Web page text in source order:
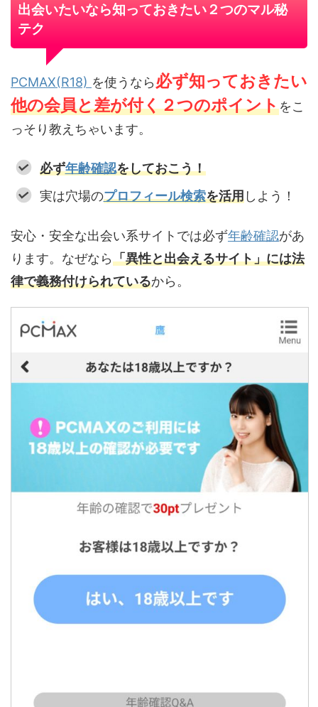
出会いたいなら知っておきたい２つのマル秘
テク
PCMAX(R18) を使うなら必ず知っておきたい
他の会員と差が付く２つのポイントをこ
っそり教えちゃいます。
必ず年齢確認をしておこう！
実は穴場のプロフィール検索を活用しよう！
安心・安全な出会い系サイトでは必ず年齢確認があ
ります。なぜなら「異性と出会えるサイト」には法
律で義務付けられているから。